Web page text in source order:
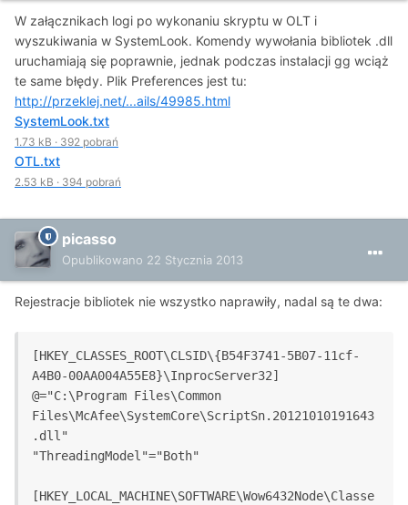
W załącznikach logi po wykonaniu skryptu w OLT i
wyszukiwania w SystemLook. Komendy wywołania bibliotek .dll
uruchamiają się poprawnie, jednak podczas instalacji gg wciąż
te same błędy. Plik Preferences jest tu:
http://przeklej.net/...ails/49985.html
SystemLook.txt
1.73 kB · 392 pobrań
OTL.txt
2.53 kB · 394 pobrań
picasso
Opublikowano 22 Stycznia 2013
Rejestracje bibliotek nie wszystko naprawiły, nadal są te dwa:
[HKEY_CLASSES_ROOT\CLSID\{B54F3741-5B07-11cf-
A4B0-00AA004A55E8}\InprocServer32]
@="C:\Program Files\Common
Files\McAfee\SystemCore\ScriptSn.20121010191643
.dll"
"ThreadingModel"="Both"
[HKEY_LOCAL_MACHINE\SOFTWARE\Wow6432Node\Classe